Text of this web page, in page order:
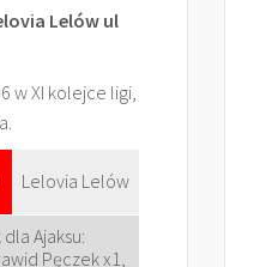
Lelów ul
w XI kolejce ligi,
Lelovia Lelów
Ajaksu:
Pęczek x1,